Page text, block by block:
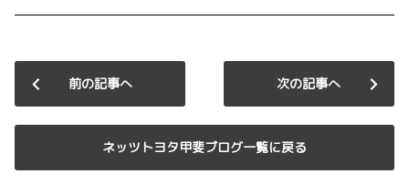
前の記事へ
ネッツトヨタ甲斐ブログ一覧に戻る
次の記事へ